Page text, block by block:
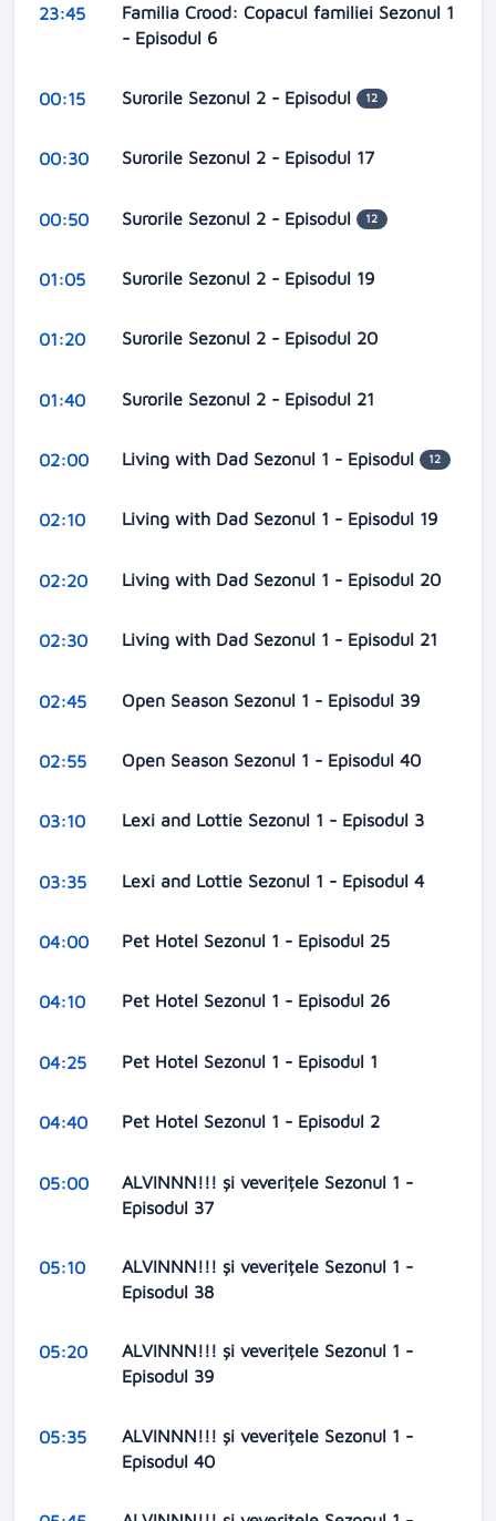
23:45
Familia Crood: Copacul familiei Sezonul 1
- Episodul 6
00:15 Surorile Sezonul 2 - Episodul 12
00:30 Surorile Sezonul 2 - Episodul 17
00:50 Surorile Sezonul 2 - Episodul 12
01:05 Surorile Sezonul 2 - Episodul 19
01:20 Surorile Sezonul 2 - Episodul 20
01:40 Surorile Sezonul 2 - Episodul 21
02:00 Living with Dad Sezonul 1 - Episodul 12
02:10 Living with Dad Sezonul 1 - Episodul 19
02:20 Living with Dad Sezonul 1 - Episodul 20
02:30 Living with Dad Sezonul 1 - Episodul 21
02:45 Open Season Sezonul 1 - Episodul 39
02:55 Open Season Sezonul 1 - Episodul 40
03:10 Lexi and Lottie Sezonul 1 - Episodul 3
03:35 Lexi and Lottie Sezonul 1 - Episodul 4
04:00 Pet Hotel Sezonul 1 - Episodul 25
04:10 Pet Hotel Sezonul 1 - Episodul 26
04:25 Pet Hotel Sezonul 1 - Episodul 1
04:40 Pet Hotel Sezonul 1 - Episodul 2
05:00
ALVINNN!!! și veverițele Sezonul 1 -
Episodul 37
05:10
ALVINNN!!! și veverițele Sezonul 1 -
Episodul 38
05:20
ALVINNN!!! și veverițele Sezonul 1 -
Episodul 39
05:35
ALVINNN!!! și veverițele Sezonul 1 -
Episodul 40